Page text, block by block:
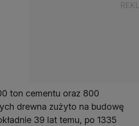
ton cementu oraz 800
drewna zużyto na budowę
39 lat temu, po 1335